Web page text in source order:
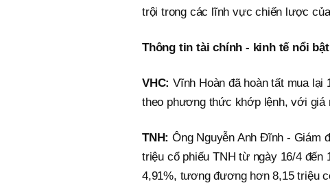
trội trong các lĩnh vực chiến lược
Thông tin tài chính - kinh tế nổi bật
VHC: Vĩnh Hoàn đã hoàn tất mua lại
theo phương thức khớp lệnh, với giá
TNH: Ông Nguyễn Anh Đĩnh - Giám
triệu cổ phiếu TNH từ ngày 16/4
4,91%, tương đương hơn 8,15 triệu